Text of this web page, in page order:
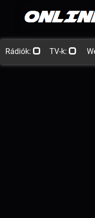
Rádiók: TV-k: